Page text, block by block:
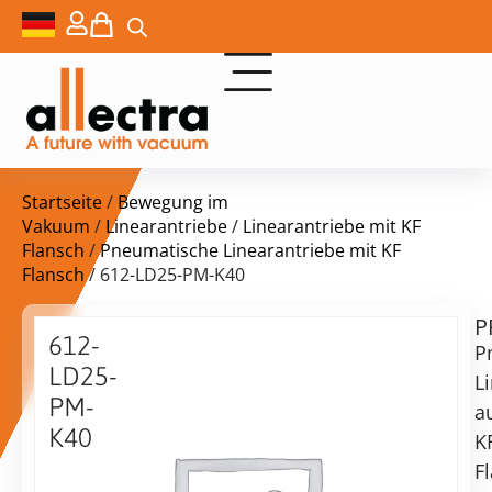
Startseite/ Bewegung im
Vakuum / Linearantriebe/ Linearantriebe mit KF
Flansch /Pneumatische Linearantriebe mit KF
Flansch/ 612-LD25-PM-K40
612-
LD25-
PM-
K40
$
Lieferzeit: